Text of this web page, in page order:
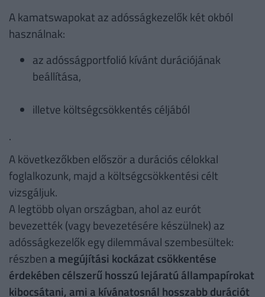
A kamatswapokat az adósságkezelők két okból
használnak:
az adósságportfolió kívánt durációjának
beállítása,
illetve költségcsökkentés céljából
A következőkben először a durációs célokkal
foglalkozunk, majd a költségcsökkentési célt
vizsgáljuk.
A legtöbb olyan országban, ahol az eurót
bevezették (vagy bevezetésére készülnek) az
adósságkezelők egy dilemmával szembesültek:
részben a megújítási kockázat csökkentése
érdekében célszerű hosszú lejáratú állampapírokat
kibocsátani, ami a kívánatosnál hosszabb durációt